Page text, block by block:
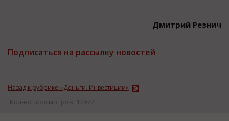
Дмитрий Резнич
Подписаться на рассылку новостей
Назад к рубрике «Деньги. Инвестиции»
Кол-во просмотров: 17972